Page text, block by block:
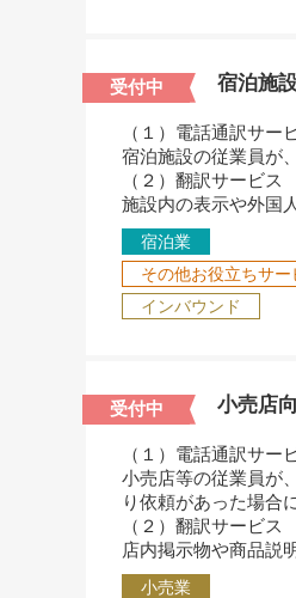
宿泊施
受付中
（１）電話通訳サー
宿泊施設の従業員が
（２）翻訳サービス
施設内の表示や外国
宿泊業
その他お役立ちサー
インバウンド
小売店
受付中
（１）電話通訳サー
小売店等の従業員が
り依頼があった場合
（２）翻訳サービス
店内掲示物や商品説
小売業